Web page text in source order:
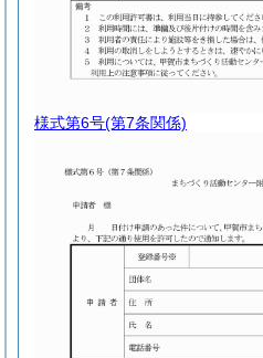
様式第6号(第7条関係)